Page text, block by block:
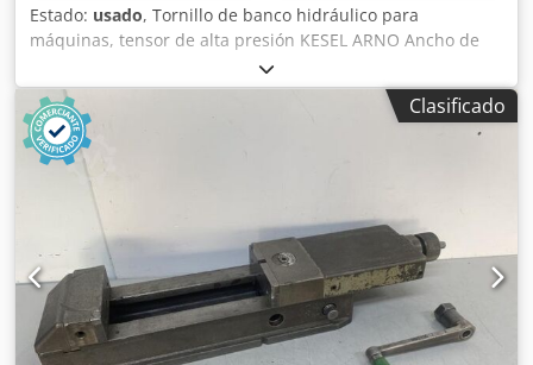
Estado: usado, Tornillo de banco hidráulico para
máquinas, tensor de alta presión KESEL ARNO Ancho de
las mordazas: 200 mm Altura de las mordazas: 60 mm
Fuerza de sujeción: 8 toneladas Rango de sujeción: de 0 a
370 mm Apertura máxima: 373 mm Dkedpfed Amwiox
Abxjr Altura de la guía: 140 mm - 2 rangos de sujeción
ajustables mediante pernos - Placa giratoria Dimensiones
(largo x ancho x alto): 900 x 400 x 210 mm Peso propio: 125
kg Buen estado.
Clasificado